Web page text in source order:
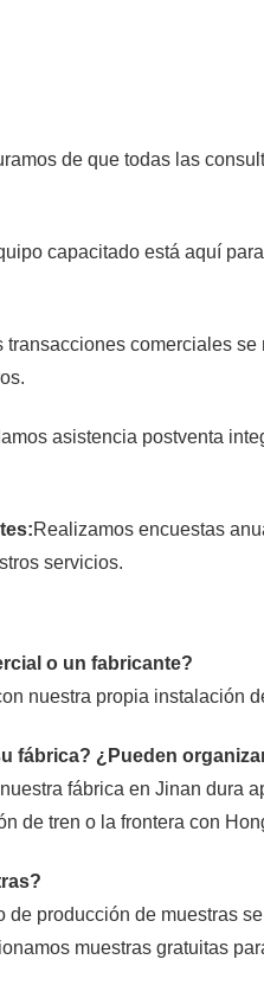
de que todas las
capacitado está aquí
transacciones comerciales
asistencia postventa
Realizamos encuestas
servicios.
o un fabricante?
nuestra propia instalación
fábrica? ¿Pueden
fábrica en Jinan dura
de tren o la frontera con
de producción de muestras
muestras gratuitas